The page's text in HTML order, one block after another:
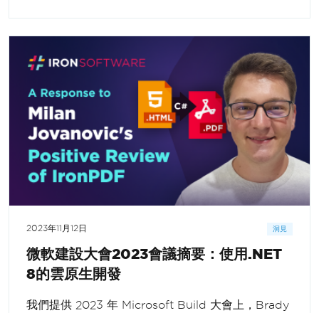
2023年11月12日 洞見
微軟建設大會2023會議摘要：使用.NET
8的雲原生開發
我們提供 2023 年 Microsoft Build 大會上，Brady